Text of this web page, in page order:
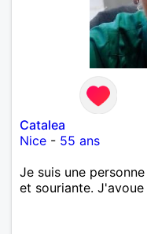
Catalea
Nice - 55 ans
Je suis une
et souriante.